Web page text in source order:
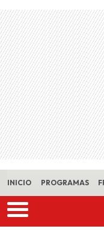
Skip to main content
INICIO PROGRAMAS